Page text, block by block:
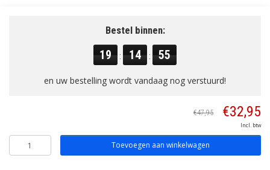
Bestel binnen:
19 : 14 : 54
en uw bestelling wordt vandaag nog verstuurd!
€47,95 €32,95
Incl. btw
Toevoegen aan winkelwagen